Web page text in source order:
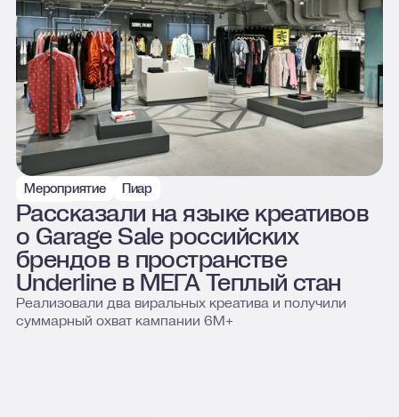
Мега
Мероприятие Пиар
Рассказали на языке креативов
о Garage Sale российских
брендов в пространстве
Underline в МЕГА Теплый стан
Реализовали два виральных креатива и получили
суммарный охват кампании 6М+